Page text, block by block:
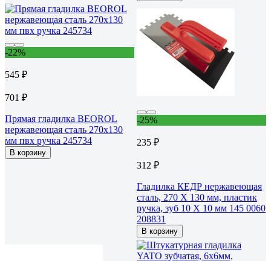
-22%
545 ₽
701 ₽
Прямая гладилка BEOROL
нержавеющая сталь 270x130
мм пвх ручка 245734
В корзину
-25%
235 ₽
312 ₽
Гладилка КЕДР нержавеющая
сталь, 270 Х 130 мм, пластик
ручка, зуб 10 Х 10 мм 145 0060
208831
В корзину